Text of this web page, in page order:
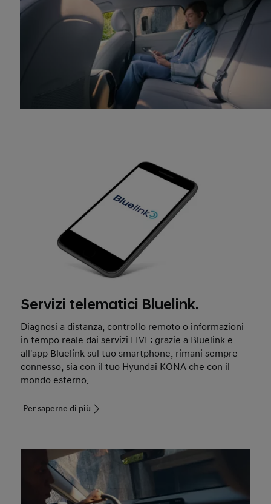
Servizi telematici Bluelink.
Diagnosi a distanza, controllo remoto o informazioni
in tempo reale dai servizi LIVE: grazie a Bluelink e
all'app Bluelink sul tuo smartphone, rimani sempre
connesso, sia con il tuo Hyundai KONA che con il
mondo esterno.
Per saperne di più